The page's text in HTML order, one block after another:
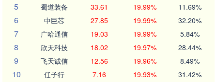
5 蜀道装备 33.61 19.99% 11.69%
6 中巨芯 27.85 19.99% 32.20%
7 广哈通信 19.03 19.99% 5.84%
8 欣天科技 18.02 19.97% 28.44%
9 飞天诚信 12.56 19.96% 8.49%
10 任子行 7.16 19.93% 31.42%